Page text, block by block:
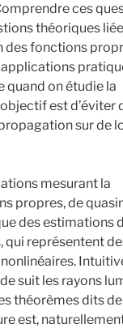
ces
théoriques
des fonctions
quand on étudie la
est d’éviter
sur de
mesurant la
propres, de
des estimations
qui représentent
suit les rayons
théorèmes dits de
est,